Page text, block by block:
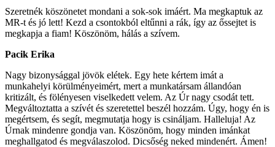
Szeretnék köszönetet mondani a sok-sok imáért. Ma megkaptuk az
MR-t és jó lett! Kezd a csontokból eltűnni a rák, így az őssejtet is
megkapja a fiam! Köszönöm, hálás a szívem.
Pacik Erika
Nagy bizonysággal jövök elétek. Egy hete kértem imát a
munkahelyi körülményeimért, mert a munkatársam állandóan
kritizált, és fölényesen viselkedett velem. Az Úr nagy csodát tett.
Megváltoztatta a szívét és szeretettel beszél hozzám. Úgy, hogy én is
megértsem, és segít, megmutatja hogy is csináljam. Halleluja! Az
Úrnak mindenre gondja van. Köszönöm, hogy minden imánkat
meghallgatod és megválaszolod. Dicsőség neked mindenért. Ámen!